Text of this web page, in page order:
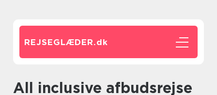
REJSEGLÆDER.dk
all inclusive afbudsrejse